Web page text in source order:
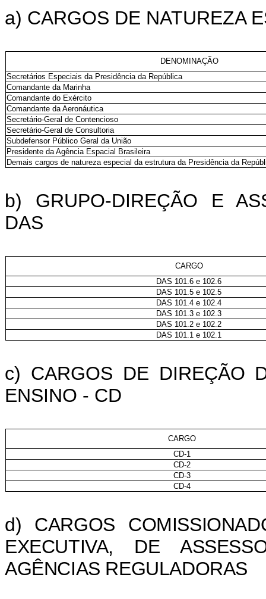
a) CARGOS DE NATUREZA
DENOMINAÇÃO
Secretários Especiais da Presidência da República
Comandante da Marinha
Comandante do Exército
Comandante da Aeronáutica
Secretário-Geral de Contencioso
Secretário-Geral de Consultoria
Subdefensor Público Geral da União
Presidente da Agência Espacial Brasileira
Demais cargos de natureza especial da estrutura da Presidência da
b) GRUPO-DIREÇÃO E
DAS
CARGO
DAS 101.6 e 102.6
DAS 101.5 e 102.5
DAS 101.4 e 102.4
DAS 101.3 e 102.3
DAS 101.2 e 102.2
DAS 101.1 e 102.1
c) CARGOS DE DIREÇÃO
ENSINO - CD
CARGO
CD-1
CD-2
CD-3
CD-4
d) CARGOS
EXECUTIVA, DE
AGÊNCIAS REGULADORAS